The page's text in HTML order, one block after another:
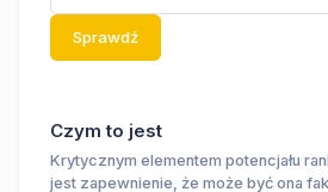
Sprawdź
Czym to jest
Krytycznym elementem potencjału
jest zapewnienie, że może być ona